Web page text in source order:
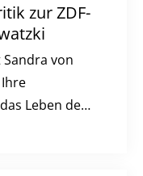
zur ZDF-
von
Leben der